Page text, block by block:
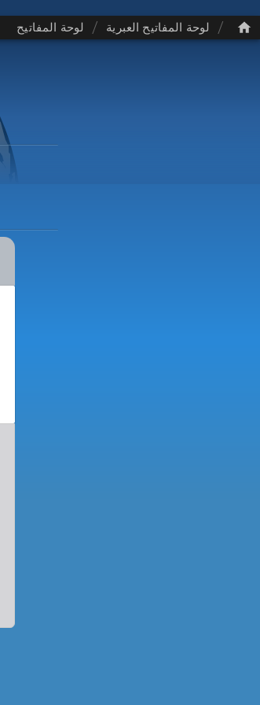
/ لوحة المفاتيح العبرية / لوحة المفاتيح